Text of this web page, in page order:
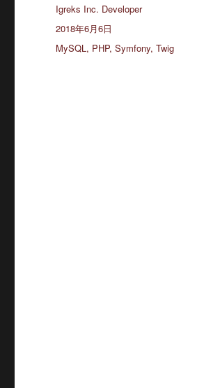
投
稿
Igreks Inc. Developer
投
稿
日:
2018年6月6日
カ
MySQL, PHP,Symfony,Twig